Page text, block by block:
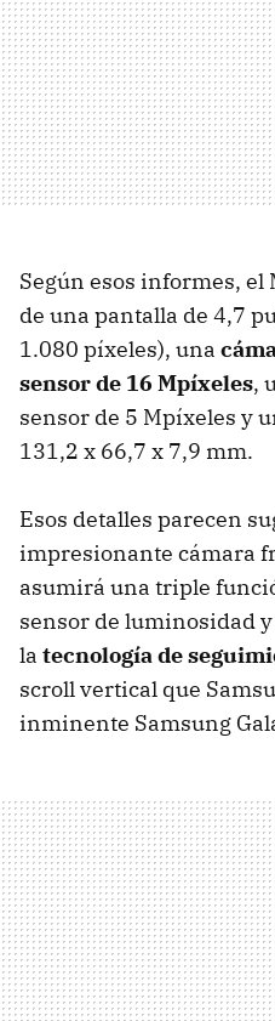
Según esos informes,
de una pantalla de 4,7
1.080 píxeles), una
sensor de 16 Mpíxeles,
sensor de 5 Mpíxeles y
131,2 x 66,7 x 7,9 mm.
Esos detalles parecen
impresionante cámara
asumirá una triple
sensor de luminosidad
la tecnología de
scroll vertical que
inminente Samsung